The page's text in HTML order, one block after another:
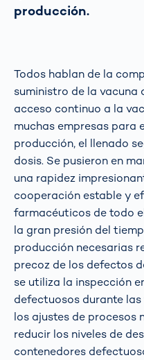
producción.
Todos hablan de la
suministro de la vacuna
acceso continuo a la
muchas empresas para
producción, el llenado
dosis. Se pusieron en
una rapidez
cooperación estable y
farmacéuticos de todo
la gran presión del
producción necesarias
precoz de los defectos
se utiliza la inspección
defectuosos durante
los ajustes de procesos
reducir los niveles de
contenedores